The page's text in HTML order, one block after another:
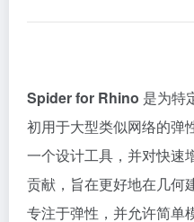
Spider for Rhino 是为特
初用于大型类似网络的弹
一个设计工具，并对快速
贡献，旨在更好地在几何
专注于弹性，并允许简单